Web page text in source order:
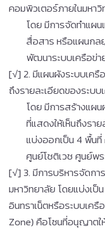
คอมพิวเตอร์ภายในมหา
โดย มีการจัดทำแผ
สื่อสาร หรือแผนกล
พัฒนาระบบเครือข่า
[√] 2. มีแผนผังระบบเครื
ถึงรายละเอียดของระบ
โดย มีการสร้างแผ
ที่แสดงให้เห็นถึงรา
แบ่งออกเป็น 4 พื้น
ศูนย์โชติเวช ศูนย์พร
[√] 3. มีการบริหารจัดกา
มหาวิทยาลัย โดยแบ่งเ
อินทราเน็ตหรือระบบเครื
Zone) คือโซนที่อนุญาตใ